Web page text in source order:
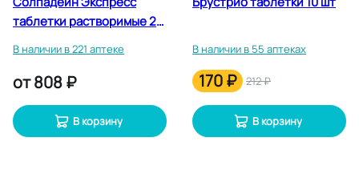
таблетки растворимые 24
В наличии в 221 аптеке
от808 ₽
В корзину
В наличии в 55 аптеках
170 ₽ 212 ₽
В корзину